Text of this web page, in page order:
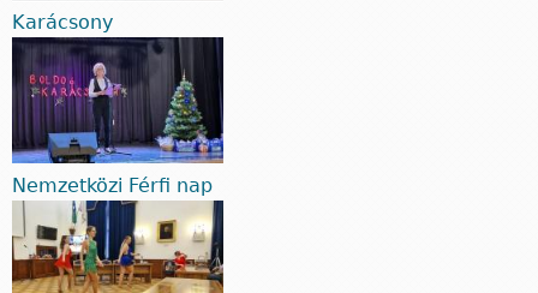
Karácsony
Nemzetközi Férfi nap